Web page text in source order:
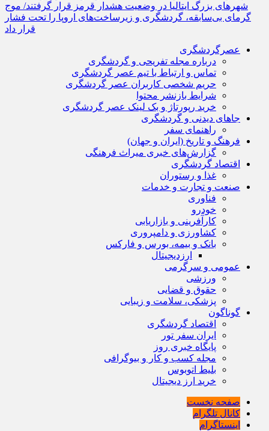
شهرهای بزرگ ایتالیا در وضعیت هشدار قرمز قرار گرفتند/ موج
گرمای بی‌سابقه، گردشگری و زیرساخت‌های اروپا را تحت فشار
قرار داد
عصرگردشگری
درباره مجله تفریحی و گردشگری
تماس و ارتباط با تیم عصر گردشگری
حریم شخصی کاربران عصر گردشگری
شرایط بازنشر محتوا
خرید رپورتاژ و بک لینک عصر گردشگری
جاهای دیدنی و گردشگری
راهنمای سفر
فرهنگ و تاریخ (ایران و جهان)
گزارش‌های خبری میراث فرهنگی
اقتصاد گردشگری
غذا و رستوران
صنعت و تجارت و خدمات
فناوری
خودرو
کارآفرینی و بازاریابی
کشاورزی و دامپروری
بانک و بیمه، بورس و فارکس
ارزدیجیتال
عمومی و سرگرمی
ورزشی
حقوق و قضایی
پزشکی، سلامت و زیبایی
گوناگون
اقتصاد گردشگری
ایران سفر تور
پایگاه خبری روز
مجله کسب و کار و بیوگرافی
بلیط اتوبوس
خرید ارز دیجیتال
صفحه نخست
کانال تلگرام
اینستاگرام